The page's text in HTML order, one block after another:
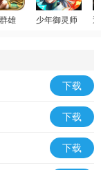
雄
少年御灵师
下载
下载
下载